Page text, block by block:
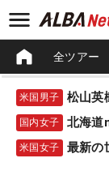
全ツアー
米国男子
国内女子 北海
米国女子 最新の